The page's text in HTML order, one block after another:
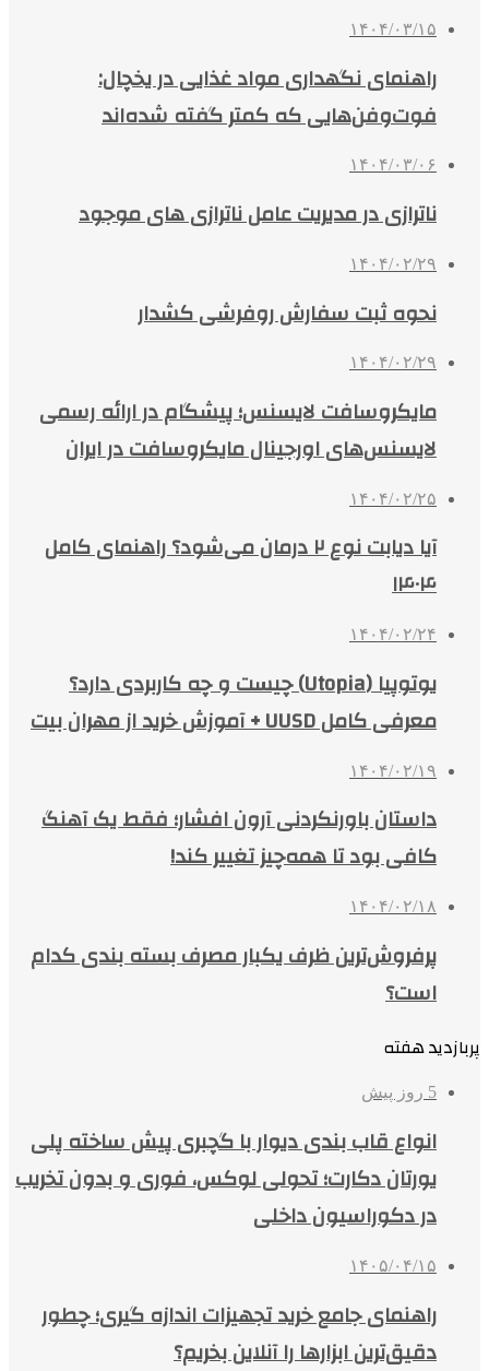
۱۴۰۴/۰۳/۱۵
راهنمای نگهداری مواد غذایی در یخچال:
فوت‌وفن‌هایی که کمتر گفته شده‌اند
۱۴۰۴/۰۳/۰۶
ناترازی در مدیریت عامل ناترازی های موجود
۱۴۰۴/۰۲/۲۹
نحوه ثبت سفارش روفرشی کشدار
۱۴۰۴/۰۲/۲۹
مایکروسافت لایسنس؛ پیشگام در ارائه رسمی
لایسنس‌های اورجینال مایکروسافت در ایران
۱۴۰۴/۰۲/۲۵
آیا دیابت نوع ۲ درمان می‌شود؟ راهنمای کامل
۱۴۰۴
۱۴۰۴/۰۲/۲۴
یوتوپیا (Utopia) چیست و چه کاربردی دارد؟
معرفی کامل UUSD + آموزش خرید از مهران بیت
۱۴۰۴/۰۲/۱۹
داستان باورنکردنی آرون افشار؛ فقط یک آهنگ
کافی بود تا همه‌چیز تغییر کند!
۱۴۰۴/۰۲/۱۸
پرفروش‌ترین ظرف یکبار مصرف بسته بندی کدام
است؟
پربازدید هفته
5 روز پیش
انواع قاب بندی دیوار با گچبری پیش ساخته پلی
یورتان دکارت؛ تحولی لوکس، فوری و بدون تخریب
در دکوراسیون داخلی
۱۴۰۵/۰۴/۱۵
راهنمای جامع خرید تجهیزات اندازه گیری؛ چطور
دقیق‌ترین ابزارها را آنلاین بخریم؟